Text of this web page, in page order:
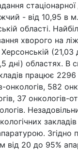
- від 10,95 в
області.
хворого на
(21,03
дні) областях. В
працює 2296
онкологів, 582
37 онкологів-
Згідно
від 20 до 95%